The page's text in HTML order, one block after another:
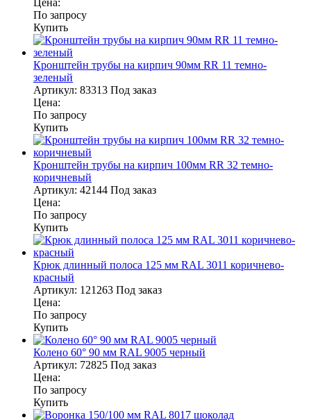
По запросу
Купить
Кронштейн трубы на кирпич 90мм RR 11 темно-
зеленый
Артикул: 83313 Под заказ
Цена:
По запросу
Купить
Кронштейн трубы на кирпич 100мм RR 32 темно-
коричневый
Артикул: 42144 Под заказ
Цена:
По запросу
Купить
Крюк длинный полоса 125 мм RAL 3011 коричнево-
красный
Артикул: 121263 Под заказ
Цена:
По запросу
Купить
Колено 60° 90 мм RAL 9005 черный
Артикул: 72825 Под заказ
Цена:
По запросу
Купить